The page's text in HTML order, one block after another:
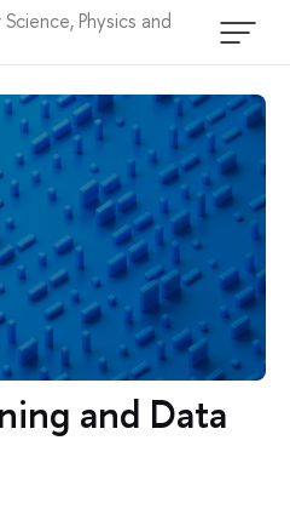
Physics and
and Data